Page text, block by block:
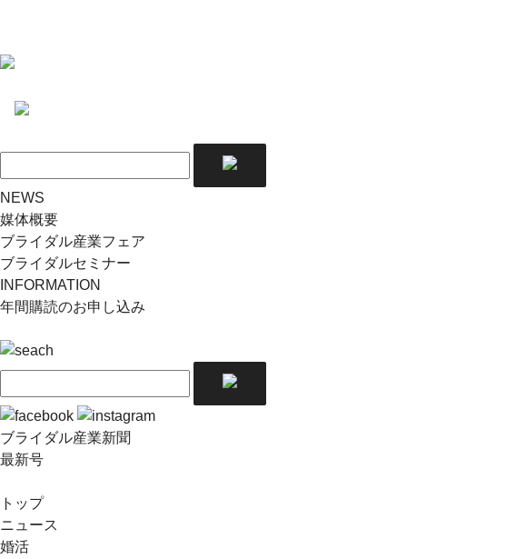
NEWS
媒体概要
ブライダル産業フェア
ブライダルセミナー
INFORMATION
年間購読のお申し込み
ブライダル産業新聞
最新号
トップ
ニュース
婚活